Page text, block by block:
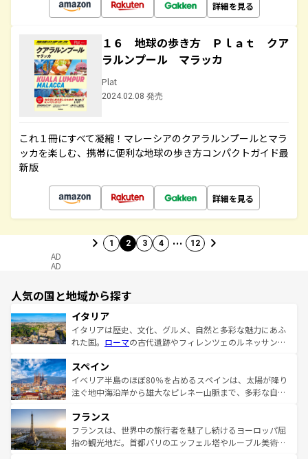
詳細を見る
１６ 地球の歩き方 Ｐｌａｔ クア
ラルンプール マラッカ
Plat
2024.02.08 発売
これ１冊にすべて凝縮！マレーシアのクアラルンプールとマラ
ッカを楽しむ、携帯に便利な地球の歩き方コンパクトガイド最
新版
詳細を見る
1 2 3 4 … 12
AD
AD
人気の国と地域から探す
イタリア
イタリアは歴史、文化、グルメ、自然と多彩な魅力にあふ
れた国。 ローマの古代遺跡やフィレンツェのルネッサンス
ろん、トスカーナの美しい田園風景やアマルフィ海岸の絶
景など、自然景観も見逃せない。観光の合間には、本場の
ピザやパスタなど、絶品のイタリア料理を堪能することも
ませてくれるイタリアで、忘れられない旅をしてみよう！
なお、新着のイタリア情報はコンテンツ一覧 を参照してほ
しい。
スペイン
イベリア半島のほぼ80％を占めるスペインは、太陽が降り
注ぐ地中海沿岸から雄大なピレネー山脈まで、多彩な自然
文化が根付くこの国では、情熱的なフラメンコ、熱気あふ
れる闘牛、そして美味しいタパスが生活の一部となってい
る。首都マドリードの洗練された雰囲気や、バルセロナの
フランス
フランスは、世界中の旅行者を魅了し続けるヨーロッパ屈
指の観光地だ。首都パリのエッフェル塔やルーブル美術館